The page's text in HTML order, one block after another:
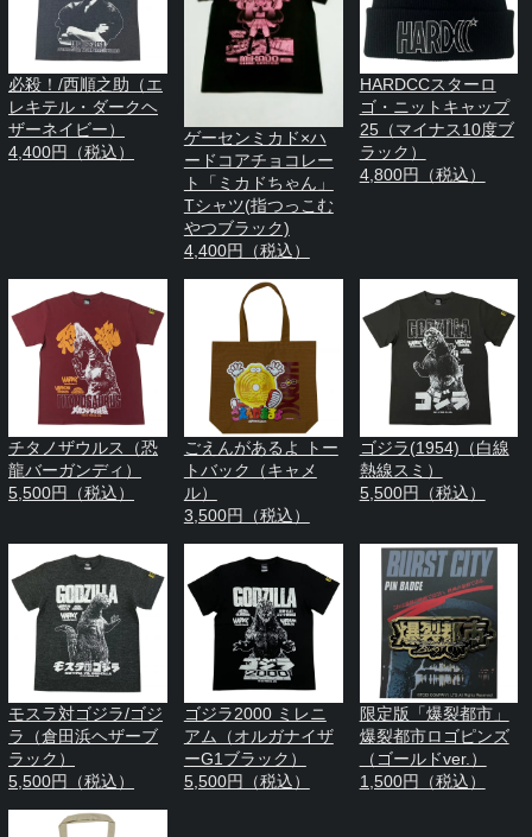
必殺！/西順之助（エ
レキテル・ダークヘ
ザーネイビー）
4,400円（税込）
ゲーセンミカド×ハ
ードコアチョコレー
ト「ミカドちゃん」
Tシャツ(指つっこむ
やつブラック)
4,400円（税込）
HARDCCスターロ
ゴ・ニットキャップ
25（マイナス10度ブ
ラック）
4,800円（税込）
チタノザウルス（恐
龍バーガンディ）
5,500円（税込）
ごえんがあるよ トー
トバック（キャメ
ル）
3,500円（税込）
ゴジラ(1954)（白線
熱線スミ）
5,500円（税込）
モスラ対ゴジラ/ゴジ
ラ（倉田浜ヘザーブ
ラック）
5,500円（税込）
ゴジラ2000 ミレニ
アム（オルガナイザ
ーG1ブラック）
5,500円（税込）
限定版「爆裂都市」
爆裂都市ロゴピンズ
（ゴールドver.）
1,500円（税込）